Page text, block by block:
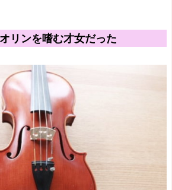
リンを嗜む才女だった